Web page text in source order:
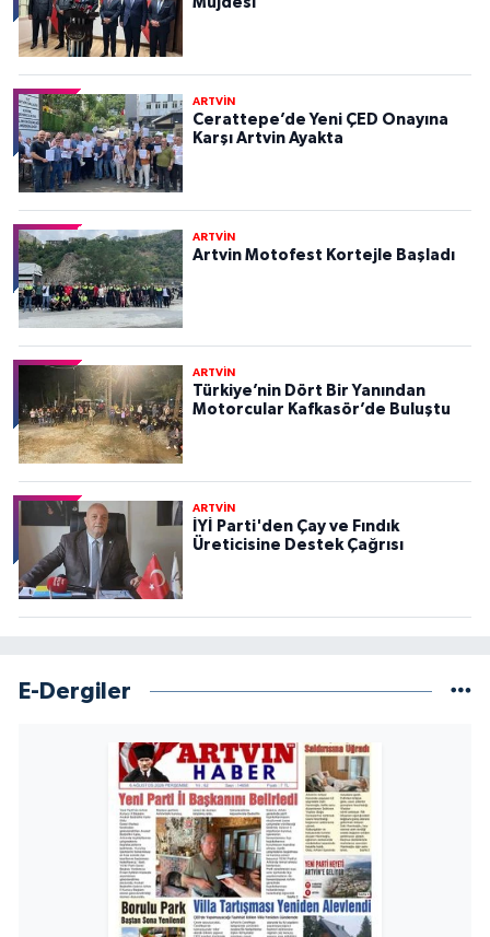
ARTVİN
Cerattepe’de Yeni ÇED Onayına
Karşı Artvin Ayakta
ARTVİN
Artvin Motofest Kortejle Başladı
ARTVİN
Türkiye’nin Dört Bir Yanından
Motorcular Kafkasör’de Buluştu
ARTVİN
İYİ Parti'den Çay ve Fındık
Üreticisine Destek Çağrısı
E-Dergiler